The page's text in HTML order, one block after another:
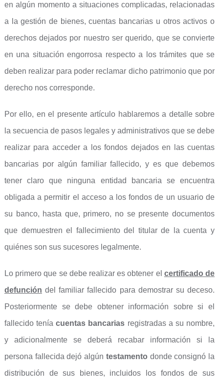
en algún momento a situaciones complicadas, relacionadas
a la gestión de bienes, cuentas bancarias u otros activos o
derechos dejados por nuestro ser querido, que se convierte
en una situación engorrosa respecto a los trámites que se
deben realizar para poder reclamar dicho patrimonio que por
derecho nos corresponde.
Por ello, en el presente artículo hablaremos a detalle sobre
la secuencia de pasos legales y administrativos que se debe
realizar para acceder a los fondos dejados en las cuentas
bancarias por algún familiar fallecido, y es que debemos
tener claro que ninguna entidad bancaria se encuentra
obligada a permitir el acceso a los fondos de un usuario de
su banco, hasta que, primero, no se presente documentos
que demuestren el fallecimiento del titular de la cuenta y
quiénes son sus sucesores legalmente.
Lo primero que se debe realizar es obtener el certificado de
defunción del familiar fallecido para demostrar su deceso.
Posteriormente se debe obtener información sobre si el
fallecido teníacuentas bancarias registradas a su nombre,
y adicionalmente se deberá recabar información si la
persona fallecida dejó algún testamento donde consignó la
distribución de sus bienes, incluidos los fondos de sus